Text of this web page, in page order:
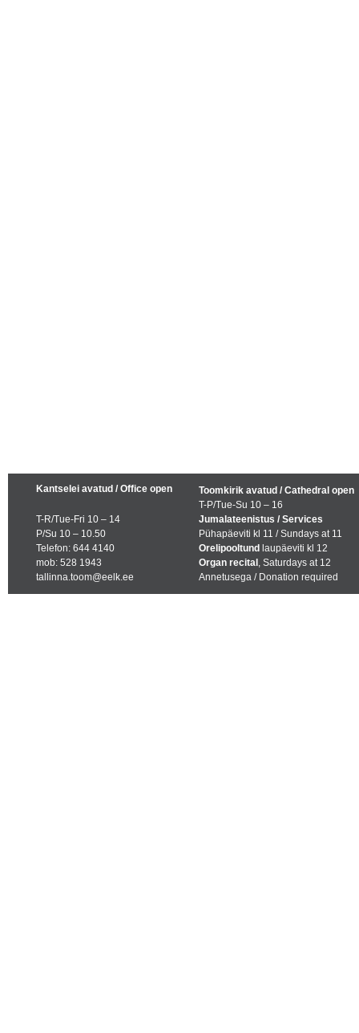
Kantselei avatud / Office open
T-R/Tue-Fri 10 – 14
P/Su 10 – 10.50
Telefon: 644 4140
mob: 528 1943
tallinna.toom@eelk.ee
Toomkirik avatud / Cathedral open
T-P/Tue-Su 10 – 16
Jumalateenistus / Services
Pühapäeviti kl 11 / Sundays at 11
Orelipooltund laupäeviti kl 12
Organ recital , Saturdays at 12
Annetusega / Donation required